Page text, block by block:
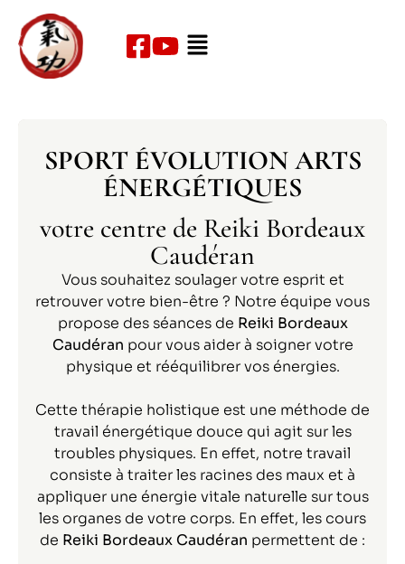
SPORT ÉVOLUTION ARTS
ÉNERGÉTIQUES
votre centre de Reiki Bordeaux
Caudéran
Vous souhaitez soulager votre esprit et
retrouver votre bien-être ? Notre équipe vous
propose des séances de Reiki Bordeaux
Caudéran pour vous aider à soigner votre
physique et rééquilibrer vos énergies.
Cette thérapie holistique est une méthode de
travail énergétique douce qui agit sur les
troubles physiques. En effet, notre travail
consiste à traiter les racines des maux et à
appliquer une énergie vitale naturelle sur tous
les organes de votre corps. En effet, les cours
de Reiki Bordeaux Caudéran permettent de :